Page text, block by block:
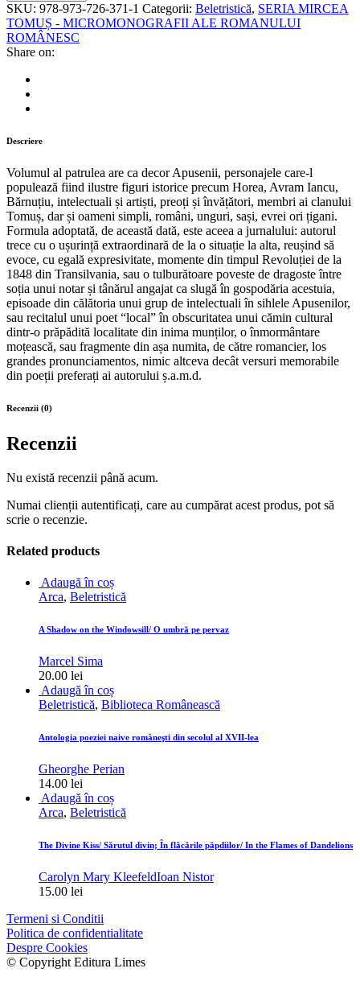
SKU: 978-973-726-371-1 Categorii: Beletristică, SERIA MIRCEA
TOMUȘ - MICROMONOGRAFII ALE ROMANULUI
ROMÂNESC
Share on:
Descriere
Volumul al patrulea are ca decor Apusenii, personajele care-l
populează fiind ilustre figuri istorice precum Horea, Avram Iancu,
Bărnuțiu, intelectuali și artiști, preoți și învățători, membri ai clanului
Tomuș, dar și oameni simpli, români, unguri, sași, evrei ori țigani.
Formula adoptată, de această dată, este aceea a jurnalului: autorul
trece cu o ușurință extraordinară de la o situație la alta, reușind să
evoce, cu egală expresivitate, momente din timpul Revoluției de la
1848 din Transilvania, sau o tulburătoare poveste de dragoste între
soția unui notar și tânărul angajat ca slugă în gospodăria acestuia,
episoade din călătoria unui grup de intelectuali în sihlele Apusenilor,
sau recitalul unui poet “local” în obscuritatea unui cămin cultural
dintr-o prăpădită localitate din inima munților, o înmormântare
moțească, sau fragmente din așa numita, de către romancier, los
grandes pronunciamentos, nimic altceva decât versuri memorabile
din poeții preferați ai autorului ș.a.m.d.
Recenzii (0)
Recenzii
Nu există recenzii până acum.
Numai clienții autentificați, care au cumpărat acest produs, pot să
scrie o recenzie.
Related products
Adaugă în coș
Arca, Beletristică
A Shadow on the Windowsill/ O umbră pe pervaz
Marcel Sima
20.00 lei
Adaugă în coș
Beletristică, Biblioteca Românească
Antologia poeziei naive româneşti din secolul al XVII-lea
Gheorghe Perian
14.00 lei
Adaugă în coș
Arca, Beletristică
The Divine Kiss/ Sărutul divin; În flăcările păpdiilor/ In the Flames of Dandelions
Carolyn Mary KleefeldIoan Nistor
15.00 lei
Termeni si Conditii
Politica de confidentialitate
Despre Cookies
© Copyright Editura Limes